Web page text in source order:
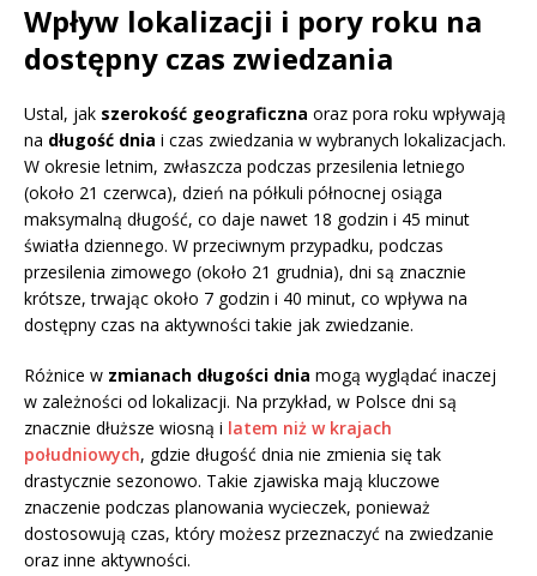
Wpływ lokalizacji i pory roku na
dostępny czas zwiedzania
Ustal, jak szerokość geograficzna oraz pora roku wpływają
na długość dnia i czas zwiedzania w wybranych lokalizacjach.
W okresie letnim, zwłaszcza podczas przesilenia letniego
(około 21 czerwca), dzień na półkuli północnej osiąga
maksymalną długość, co daje nawet 18 godzin i 45 minut
światła dziennego. W przeciwnym przypadku, podczas
przesilenia zimowego (około 21 grudnia), dni są znacznie
krótsze, trwając około 7 godzin i 40 minut, co wpływa na
dostępny czas na aktywności takie jak zwiedzanie.
Różnice w zmianach długości dnia mogą wyglądać inaczej
w zależności od lokalizacji. Na przykład, w Polsce dni są
znacznie dłuższe wiosną i latem niż w krajach
południowych, gdzie długość dnia nie zmienia się tak
drastycznie sezonowo. Takie zjawiska mają kluczowe
znaczenie podczas planowania wycieczek, ponieważ
dostosowują czas, który możesz przeznaczyć na zwiedzanie
oraz inne aktywności.